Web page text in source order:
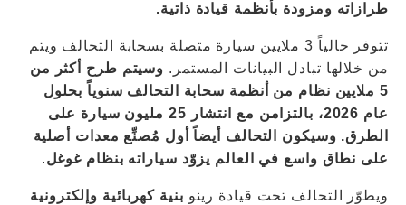
طرازاته ومزودة بأنظمة قيادة ذاتية.
تتوفر حالياً 3 ملايين سيارة متصلة بسحابة التحالف ويتم
من خلالها تبادل البيانات المستمر. وسيتم طرح أكثر من
5 ملايين نظام من أنظمة سحابة التحالف سنوياً بحلول
عام 2026، بالتزامن مع انتشار 25 مليون سيارة على
الطرق. وسيكون التحالف أيضاً أول مُصنِّع معدات أصلية
على نطاق واسع في العالم يزوّد سياراته بنظام غوغل.
ويطوّر التحالف تحت قيادة رينو بنية كهربائية وإلكترونية